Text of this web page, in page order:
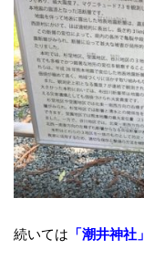
続いては 「潮井神社」